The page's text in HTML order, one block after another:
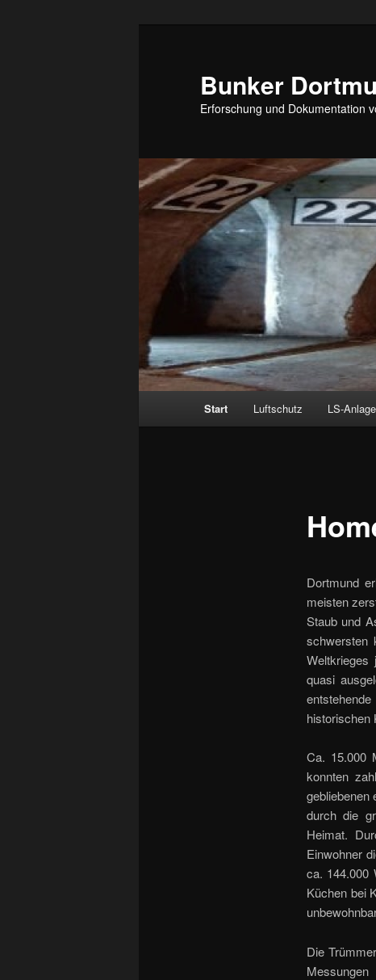
Bunker
Erforschung und Dokumentation
Start Luftschutz LS-
Dortmund
meisten
Staub und
schwersten
quasi
historischen
Ca. 15.000
konnten
gebliebenen
durch die
Heimat.
Einwohner
ca. 144.000
Küchen bei
Die